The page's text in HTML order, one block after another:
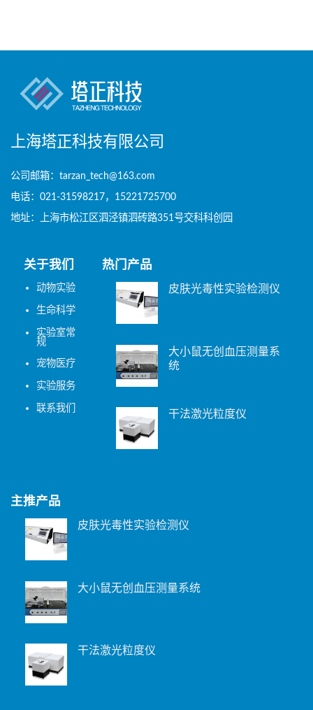
上海塔正科技有限公司
公司邮箱：tarzan_tech@163.com
电话：021-31598217，15221725700
地址：上海市松江区泗泾镇泗砖路351号交科科创园
关于我们
动物实验
生命科学
实验室常
规
宠物医疗
实验服务
联系我们
热门产品
皮肤光毒性实验检测仪
大小鼠无创血压测量系
统
干法激光粒度仪
主推产品
皮肤光毒性实验检测仪
大小鼠无创血压测量系统
干法激光粒度仪